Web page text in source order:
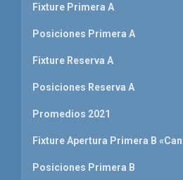
Fixture Primera A
Posiciones Primera A
Fixture Reserva A
Posiciones Reserva A
Promedios 2021
Fixture Apertura Primera B
Posiciones Primera B